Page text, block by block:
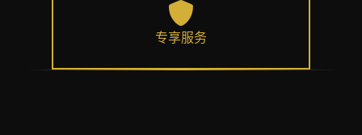
专享服务